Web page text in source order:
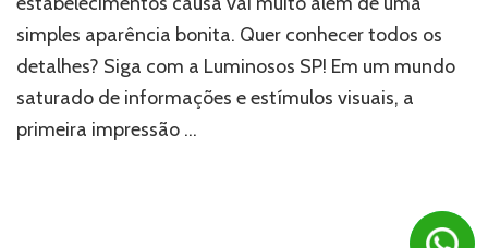
que
atrai
mais
clientes
simples aparência bonita. Quer conhecer todos os
detalhes? Siga com a Luminosos SP! Em um mundo
saturado de informações e estímulos visuais, a
primeira impressão …